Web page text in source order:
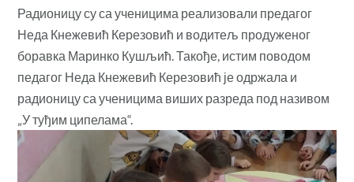
Радионицу су са ученицима реализовали предагог
Неда Кнежевић Керезовић и водитељ продуженог
боравка Маринко Кушљић. Такође, истим поводом
педагог Неда Кнежевић Керезовић је одржала и
радионицу са ученицима виших разреда под називом
„У туђим ципелама“.